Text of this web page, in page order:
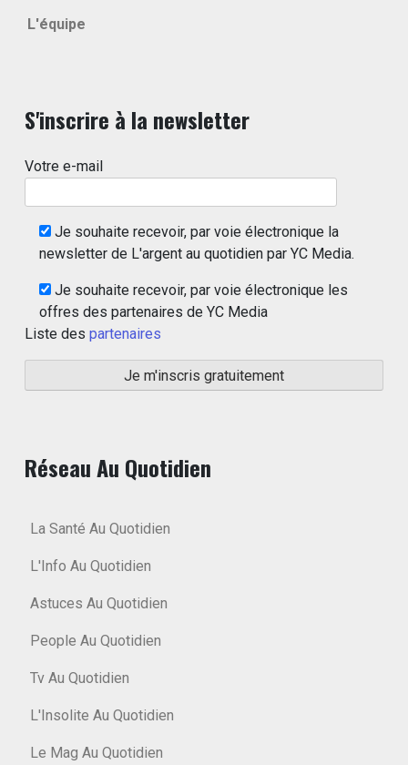
L'équipe
S'inscrire à la newsletter
Votre e-mail
Je souhaite recevoir, par voie électronique la
newsletter de L'argent au quotidien par YC Media.
Je souhaite recevoir, par voie électronique les
offres des partenaires de YC Media
Liste des partenaires
Réseau Au Quotidien
La Santé Au Quotidien
L'Info Au Quotidien
Astuces Au Quotidien
People Au Quotidien
Tv Au Quotidien
L'Insolite Au Quotidien
Le Mag Au Quotidien